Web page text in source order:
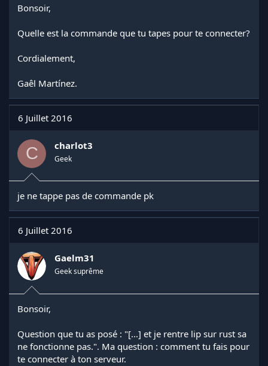
Bonsoir,
Quelle est la commande que tu tapes pour te connecter?
Cordialement,
Gaêl Martínez.
6 Juillet 2016
C charlot3
Geek
je ne tappe pas de commande pk
6 Juillet 2016
Gaelm31
Geek suprême
Bonsoir,
Question que tu as posé : "[...] et je rentre lip sur rust sa
ne fonctionne pas.". Ma question : comment tu fais pour
te connecter à ton serveur.